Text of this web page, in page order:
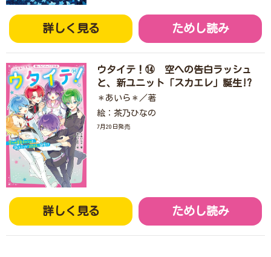
詳しく見る ためし読み
ウタイテ！⑭ 空への告白ラッシュ
と、新ユニット「スカエレ」誕生!?
＊あいら＊／著
絵：茶乃ひなの
7月20日発売
詳しく見る ためし読み